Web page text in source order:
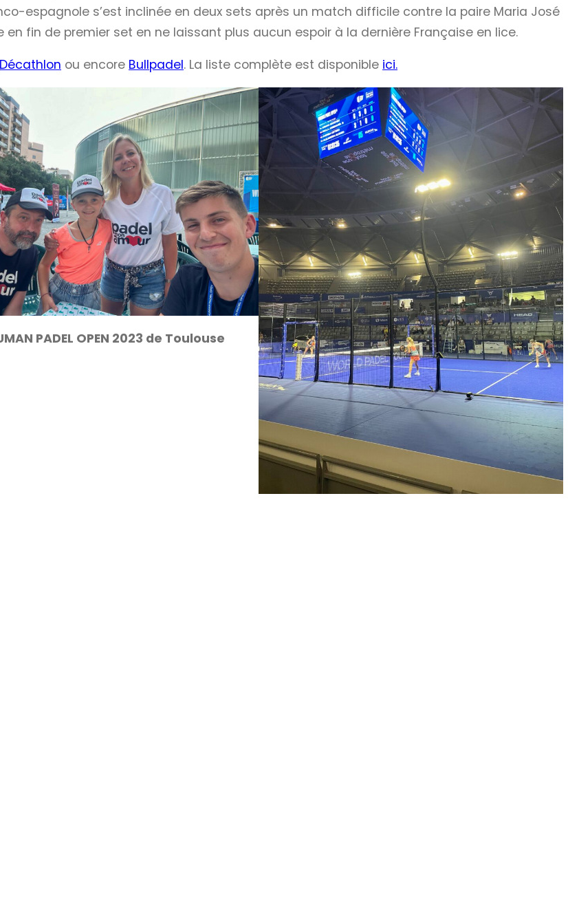
espagnole s’est inclinée en deux sets après un match difficile contre la paire Maria José
fin de premier set en ne laissant plus aucun espoir à la dernière Française en lice.
Décathlon ou encore Bullpadel. La liste complète est disponible ici.
PADEL OPEN 2023 de Toulouse